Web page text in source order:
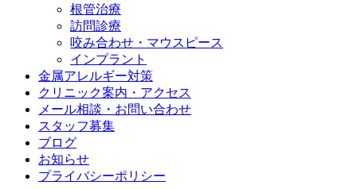
根管治療
訪問診療
咬み合わせ・マウスピース
インプラント
金属アレルギー対策
クリニック案内・アクセス
メール相談・お問い合わせ
スタッフ募集
ブログ
お知らせ
プライバシーポリシー